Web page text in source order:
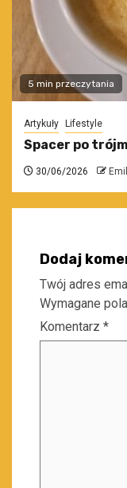
5 min przeczytania
Artykuły Lifestyle
Spacer po
30/06/2026
Dodaj
Twój adres
Wymagane
Komentarz *